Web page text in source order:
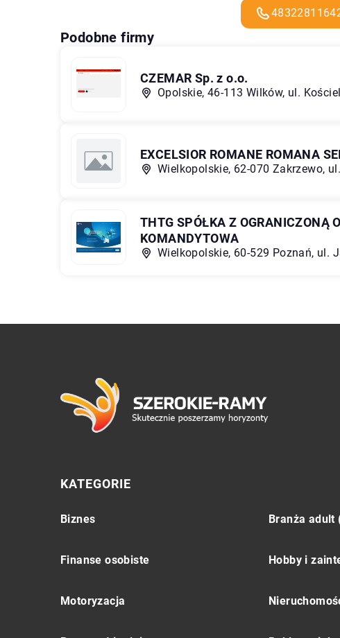
Podobne firmy
CZEMAR Sp. z o.o.
Opolskie, 46-113 Wilków, ul.
EXCELSIOR ROMANE ROMANA
Wielkopolskie, 62-070 Zakrzewo,
THTG SPÓŁKA Z OGRANICZONĄ
KOMANDYTOWA
Wielkopolskie, 60-529 Poznań, ul.
KATEGORIE
Biznes Branża adult
Finanse osobiste Hobby i
Motoryzacja